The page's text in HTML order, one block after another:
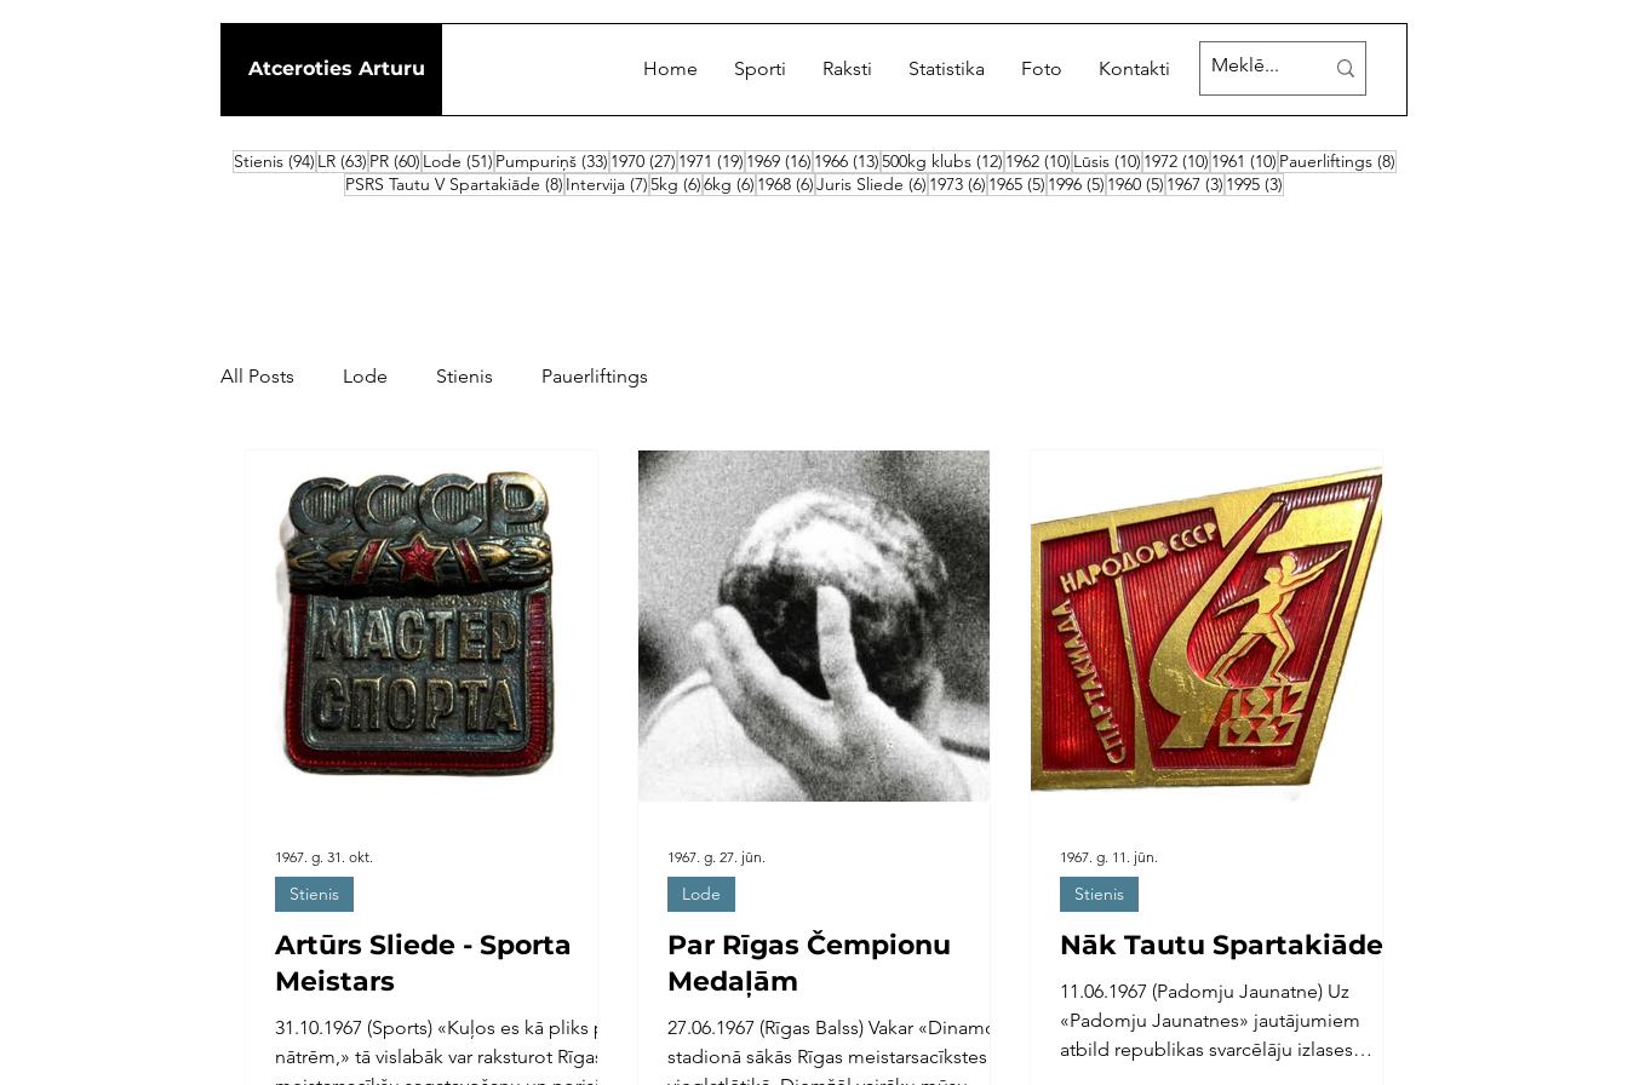
Atceroties Arturu Home Sporti Raksti Statistika Foto Kontakti
Stienis (94)94 ieraksti
LR (63)63 ieraksti
PR (60)60 ieraksti
Lode (51)51 ieraksts
Pumpuriņš (33)33 ieraksti
1970 (27)27 ieraksti
1971 (19)19 ieraksti
1969 (16)16 ieraksti
1966 (13)13 ieraksti
500kg klubs (12)12 ieraksti
1962 (10)10 ieraksti
Lūsis (10)10 ieraksti
1972 (10)10 ieraksti
1961 (10)10 ieraksti
Pauerliftings (8)8 ieraksti
PSRS Tautu V Spartakiāde (8) 8 ieraksti
Intervija (7)7 ieraksti
5kg (6)6 ieraksti
6kg (6) 6 ieraksti
1968 (6)6 ieraksti
Juris Sliede (6) 6 ieraksti
1973 (6) 6 ieraksti
1965 (5) 5 ieraksti
1996 (5) 5 ieraksti
1960 (5) 5 ieraksti
1967 (3) 3 ieraksti
1995 (3)
All Posts Lode Stienis Pauerliftings
Artūrs Sliede - Sporta
Meistars
31.10.1967 (Sports) «Kuļos es kā pliks pa
nātrēm,» tā vislabāk var raksturot Rīgas
Stienis
1967. g. 31. okt.
Par Rīgas Čempionu
Medaļām
27.06.1967 (Rīgas Balss) Vakar «Dinamo»
stadionā sākās Rīgas meistarsacīkstes
Lode
1967. g. 27. jūn.
Nāk Tautu Spartakiāde
11.06.1967 (Padomju Jaunatne) Uz
«Padomju Jaunatnes» jautājumiem
atbild republikas svarcēlāju izlases
Stienis
1967. g. 11. jūn.